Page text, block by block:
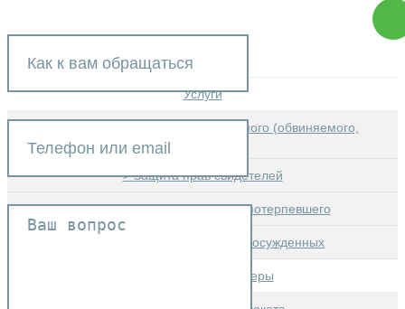
Главная
Услуги
Защита интересов подозреваемого (обвиняемого,
подсудимого)
Защита прав свидетелей
Представление интересов потерпевшего
Представление интересов осужденных
Сотрудники и партнеры